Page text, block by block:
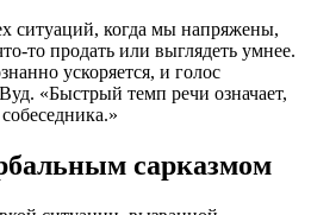
ситуаций, когда мы напряжены,
то продать или выглядеть умнее.
ускоряется, и голос
«Быстрый темп речи означает,
сарказмом